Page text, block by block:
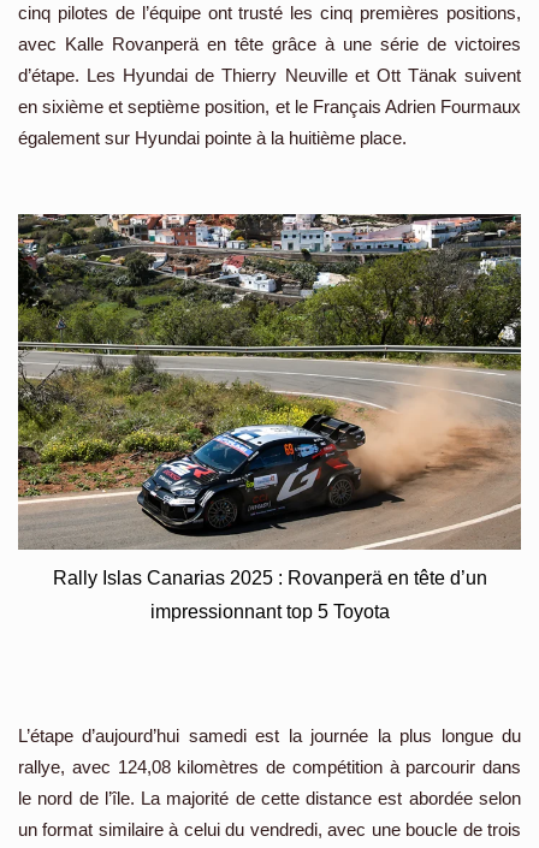
cinq pilotes de l’équipe ont trusté les cinq premières positions,
avec Kalle Rovanperä en tête grâce à une série de victoires
d’étape. Les Hyundai de Thierry Neuville et Ott Tänak suivent
en sixième et septième position, et le Français Adrien Fourmaux
également sur Hyundai pointe à la huitième place.
Rally Islas Canarias 2025 : Rovanperä en tête d’un
impressionnant top 5 Toyota
L’étape d’aujourd’hui samedi est la journée la plus longue du
rallye, avec 124,08 kilomètres de compétition à parcourir dans
le nord de l’île. La majorité de cette distance est abordée selon
un format similaire à celui du vendredi, avec une boucle de trois